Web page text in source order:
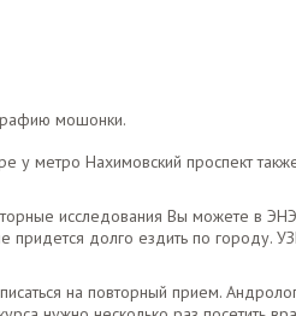
мошонки.
у метро Нахимовский проспект
исследования Вы можете в
придется долго ездить по городу.
на повторный прием.